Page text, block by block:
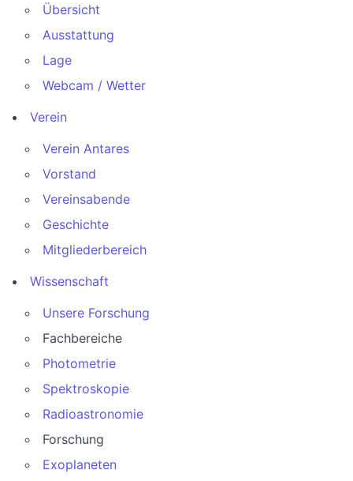
Übersicht
Ausstattung
Lage
Webcam / Wetter
Verein
Verein Antares
Vorstand
Vereinsabende
Geschichte
Mitgliederbereich
Wissenschaft
Unsere Forschung
Fachbereiche
Photometrie
Spektroskopie
Radioastronomie
Forschung
Exoplaneten